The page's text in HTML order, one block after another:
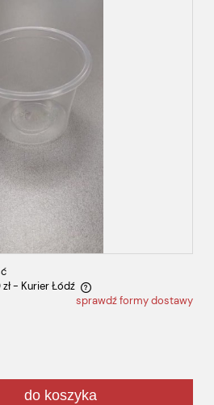
- Kurier Łódź
kosztów płatności
sprawdź formy dostawy
do koszyka